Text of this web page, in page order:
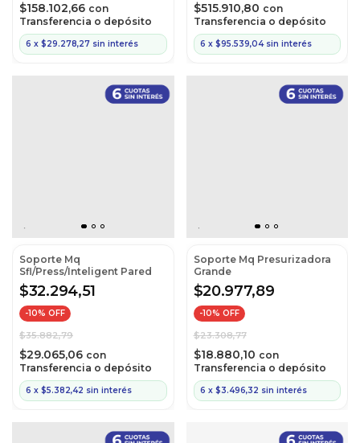
$158.102,66 con
Transferencia o depósito
6 x $29.278,27 sin interés
$515.910,80 con
Transferencia o depósito
6 x $95.539,04 sin interés
Soporte Mq
Sfl/Press/Inteligent Pared
$32.294,51
-10% OFF
$35.882,79
$29.065,06 con
Transferencia o depósito
6 x $5.382,42 sin interés
Soporte Mq Presurizadora
Grande
$20.977,89
-10% OFF
$23.308,77
$18.880,10 con
Transferencia o depósito
6 x $3.496,32 sin interés